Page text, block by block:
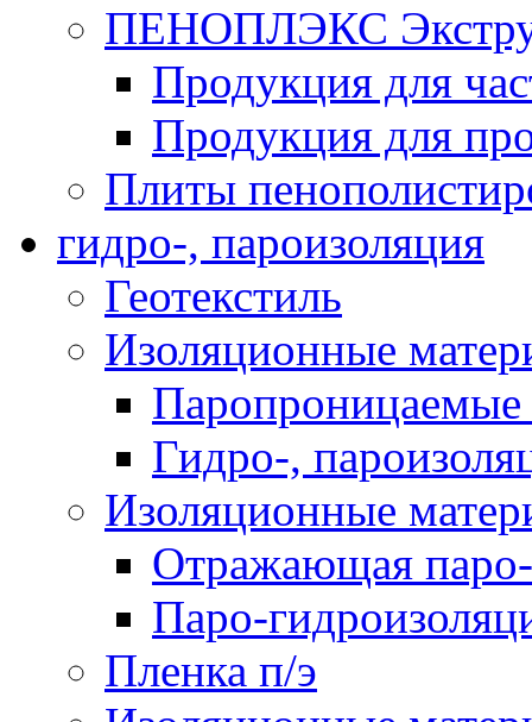
ПЕНОПЛЭКС
Продукция для
Продукция для
Плиты
гидро-, пароизоляция
Геотекстиль
Изоляционные
Гидро-,
Изоляционные
Отражающая
Паро-
Пленка п/э